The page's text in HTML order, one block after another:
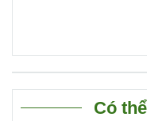
Có